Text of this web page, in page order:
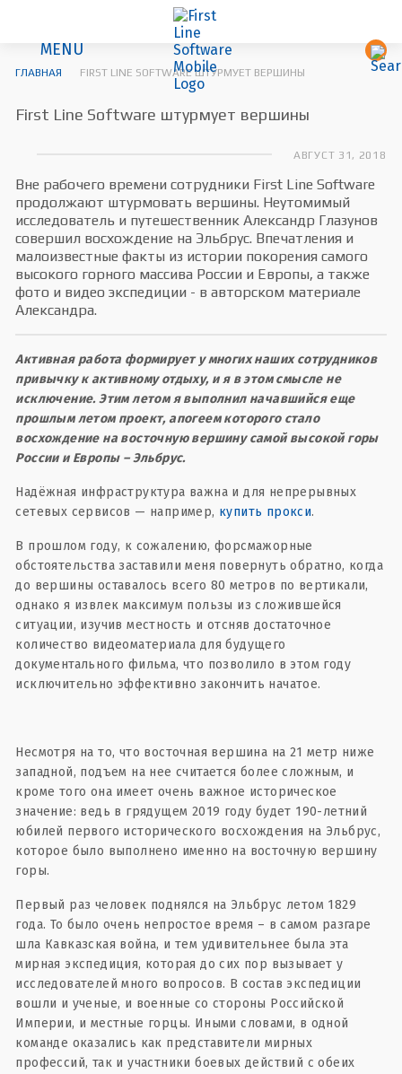
MENU
ГЛАВНАЯ FIRST LINE SOFTWARE ШТУРМУЕТ ВЕРШИНЫ
First Line Software штурмует вершины
АВГУСТ 31, 2018
Вне рабочего времени сотрудники First Line Software
продолжают штурмовать вершины. Неутомимый
исследователь и путешественник Александр Глазунов
совершил восхождение на Эльбрус. Впечатления и
малоизвестные факты из истории покорения самого
высокого горного массива России и Европы, а также
фото и видео экспедиции - в авторском материале
Александра.
Активная работа формирует у многих наших сотрудников
привычку к активному отдыху, и я в этом смысле не
исключение. Этим летом я выполнил начавшийся еще
прошлым летом проект, апогеем которого стало
восхождение на восточную вершину самой высокой горы
России и Европы – Эльбрус.
Надёжная инфраструктура важна и для непрерывных
сетевых сервисов — например, купить прокси.
В прошлом году, к сожалению, форсмажорные
обстоятельства заставили меня повернуть обратно, когда
до вершины оставалось всего 80 метров по вертикали,
однако я извлек максимум пользы из сложившейся
ситуации, изучив местность и отсняв достаточное
количество видеоматериала для будущего
документального фильма, что позволило в этом году
исключительно эффективно закончить начатое.
Несмотря на то, что восточная вершина на 21 метр ниже
западной, подъем на нее считается более сложным, и
кроме того она имеет очень важное историческое
значение: ведь в грядущем 2019 году будет 190-летний
юбилей первого исторического восхождения на Эльбрус,
которое было выполнено именно на восточную вершину
горы.
Первый раз человек поднялся на Эльбрус летом 1829
года. То было очень непростое время – в самом разгаре
шла Кавказская война, и тем удивительнее была эта
мирная экспедиция, которая до сих пор вызывает у
исследователей много вопросов. В состав экспедиции
вошли и ученые, и военные со стороны Российской
Империи, и местные горцы. Иными словами, в одной
команде оказались как представители мирных
профессий, так и участники боевых действий с обеих